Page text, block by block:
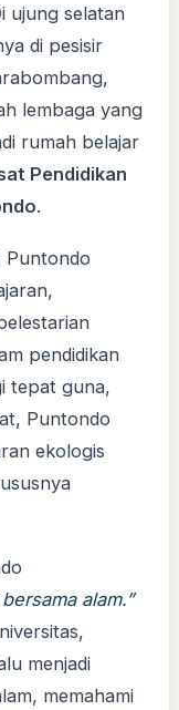
ujung selatan
di pesisir
lembaga yang
rumah belajar
Pendidikan
.
Puntondo
pendidikan
tepat guna,
Puntondo
ekologis
alam.”
menjadi
memahami